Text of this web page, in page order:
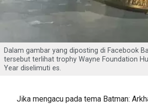
Dalam gambar yang diposting di Facebook
tersebut terlihat trophy Wayne Foundation
Year diselimuti es.
Jika mengacu pada tema Batman: